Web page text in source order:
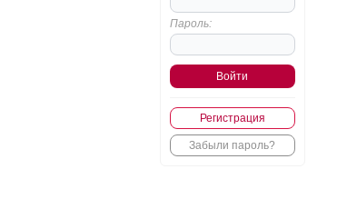
Пароль:
Регистрация
Забыли пароль?